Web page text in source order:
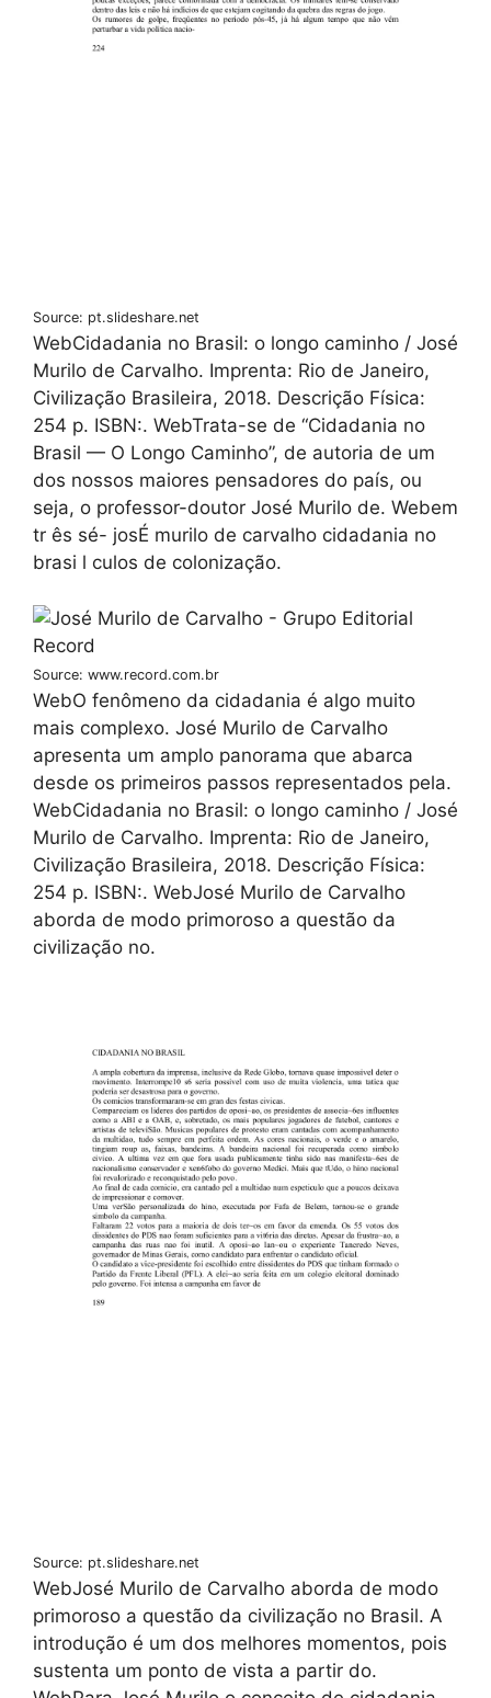
Source: pt.slideshare.net
WebCidadania no Brasil: o longo caminho / José
Murilo de Carvalho. Imprenta: Rio de Janeiro,
Civilização Brasileira, 2018. Descrição Física:
254 p. ISBN:. WebTrata-se de “Cidadania no
Brasil — O Longo Caminho”, de autoria de um
dos nossos maiores pensadores do país, ou
seja, o professor-doutor José Murilo de. Webem
tr ês sé- josÉ murilo de carvalho cidadania no
brasi l culos de colonização.
Source: www.record.com.br
WebO fenômeno da cidadania é algo muito
mais complexo. José Murilo de Carvalho
apresenta um amplo panorama que abarca
desde os primeiros passos representados pela.
WebCidadania no Brasil: o longo caminho / José
Murilo de Carvalho. Imprenta: Rio de Janeiro,
Civilização Brasileira, 2018. Descrição Física:
254 p. ISBN:. WebJosé Murilo de Carvalho
aborda de modo primoroso a questão da
civilização no.
Source: pt.slideshare.net
WebJosé Murilo de Carvalho aborda de modo
primoroso a questão da civilização no Brasil. A
introdução é um dos melhores momentos, pois
sustenta um ponto de vista a partir do.